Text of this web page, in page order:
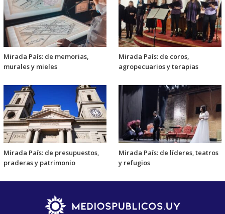
Mirada País: de memorias,
murales y mieles
Mirada País: de coros,
agropecuarios y terapias
Mirada País: de presupuestos,
praderas y patrimonio
Mirada País: de líderes, teatros
y refugios